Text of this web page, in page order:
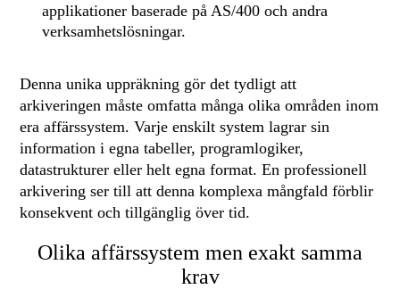
applikationer baserade på AS/400 och andra
verksamhetslösningar.
Denna unika uppräkning gör det tydligt att
arkiveringen måste omfatta många olika områden inom
era affärssystem. Varje enskilt system lagrar sin
information i egna tabeller, programlogiker,
datastrukturer eller helt egna format. En professionell
arkivering ser till att denna komplexa mångfald förblir
konsekvent och tillgänglig över tid.
Olika affärssystem men exakt samma
krav